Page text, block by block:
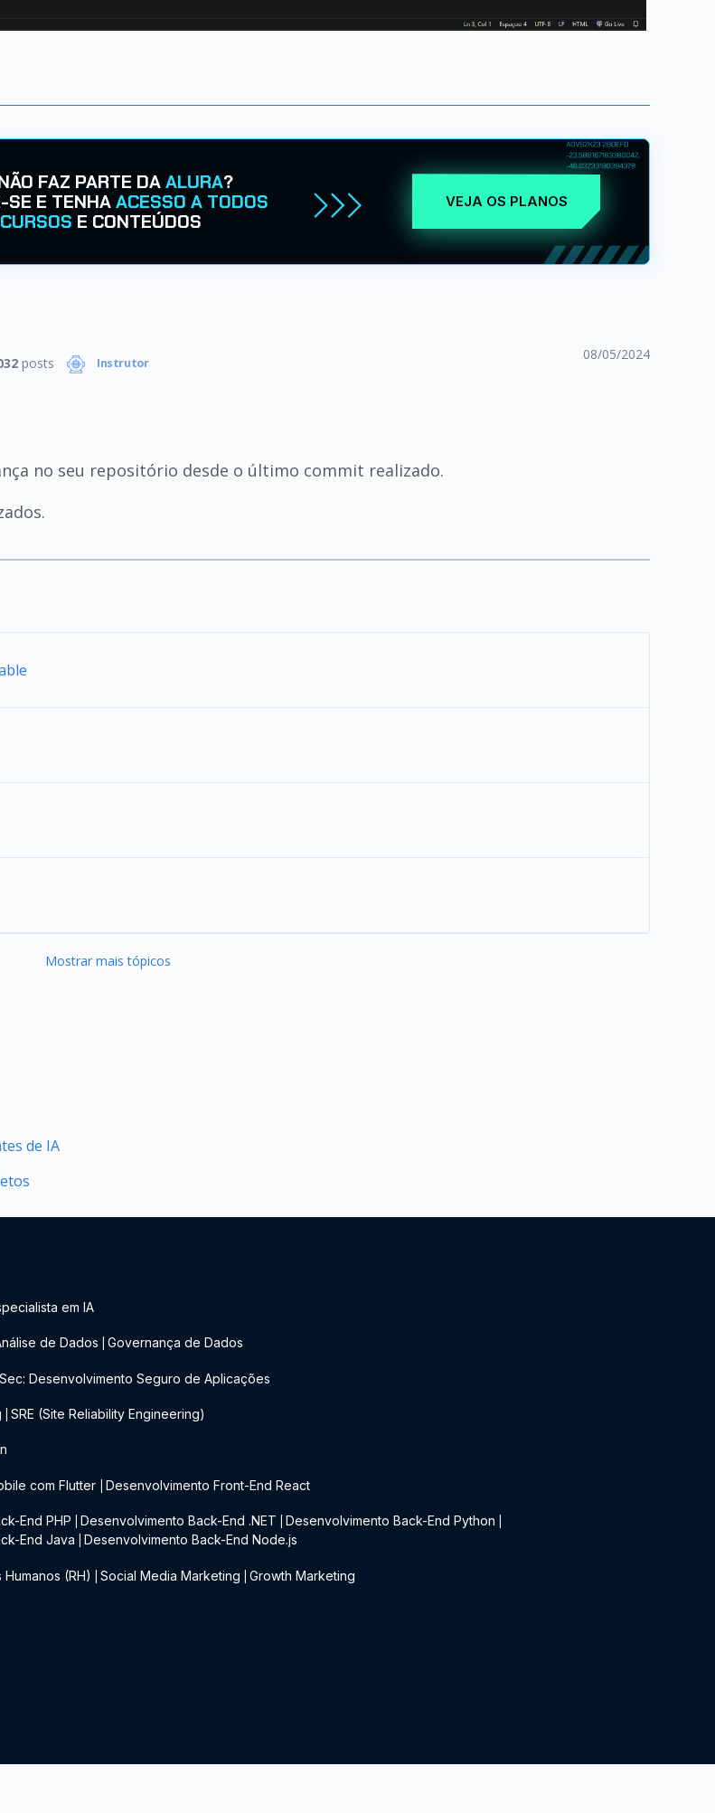
FAZ PARTE DAALURA?
SE E TENHAACESSO A TODOS
E CONTEÚDOS
VEJA OS PLANOS
posts Instrutor
08/05/2024
no seu repositório desde o último commit realizado.
Mostrar mais tópicos
de IA
em IA
de Dados Governança de Dados
Desenvolvimento Seguro de Aplicações
SRE (Site Reliability Engineering)
com Flutter Desenvolvimento Front-End React
End PHP Desenvolvimento Back-End .NET Desenvolvimento Back-End Python
End Java Desenvolvimento Back-End Node.js
Humanos (RH) Social Media Marketing Growth Marketing